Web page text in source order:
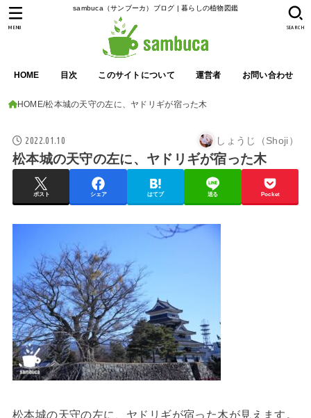
sambuca（サンブーカ）ブログ | 暮らしの植物図鑑
HOME 目次 このサイトについて 運営者 お問い合わせ
SEARCH
MENU
HOME 松本城の天守の左に、ヤドリギが宿った木
2022.01.10 しょうじ（Shoji）
松本城の天守の左に、ヤドリギが宿った木
ポスト シェア はてブ 送る Pocket
松本城の天守の左に、ヤドリギが宿った木が見えます。